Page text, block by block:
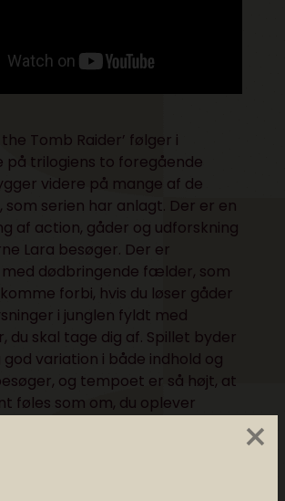
×
the Tomb Raider’ følger i
på trilogiens to foregående
videre på mange af de
som serien har anlagt. Der er en
af action, gåder og udforskning
Lara besøger. Der er
dødbringende fælder, som
forbi, hvis du løser gåder
i junglen fyldt med
du skal tage dig af. Spillet byder
variation i både indhold og
og tempoet er så højt, at
føles som om, du oplever